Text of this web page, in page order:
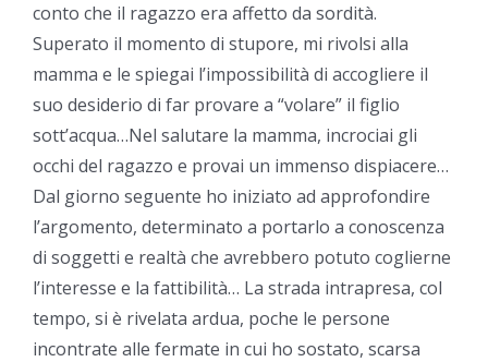
conto che il ragazzo era affetto da sordità.
Superato il momento di stupore, mi rivolsi alla
mamma e le spiegai l’impossibilità di accogliere il
suo desiderio di far provare a “volare” il figlio
sott’acqua…Nel salutare la mamma, incrociai gli
occhi del ragazzo e provai un immenso dispiacere…
Dal giorno seguente ho iniziato ad approfondire
l’argomento, determinato a portarlo a conoscenza
di soggetti e realtà che avrebbero potuto coglierne
l’interesse e la fattibilità… La strada intrapresa, col
tempo, si è rivelata ardua, poche le persone
incontrate alle fermate in cui ho sostato, scarsa